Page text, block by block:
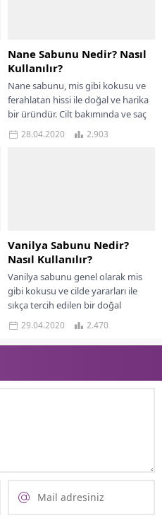
Nane Sabunu Nedir? Nasıl
Kullanılır?
Nane sabunu, mis gibi kokusu ve
ferahlatan hissi ile doğal ve harika
bir üründür. Cilt bakımında ve saç
bakımında sıkça...
28.04.2020 2.903
Vanilya Sabunu Nedir?
Nasıl Kullanılır?
Vanilya sabunu genel olarak mis
gibi kokusu ve cilde yararları ile
sıkça tercih edilen bir doğal
üründür. Bu sabunu kendiniz...
29.04.2020 2.470